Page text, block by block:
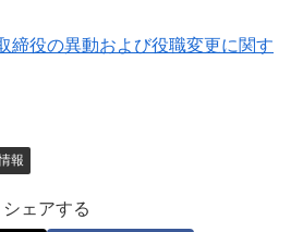
締役の異動および役職変更に関す
報
シェアする